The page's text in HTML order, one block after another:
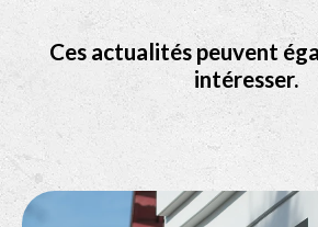
Ces actualités peuvent
intéresser.